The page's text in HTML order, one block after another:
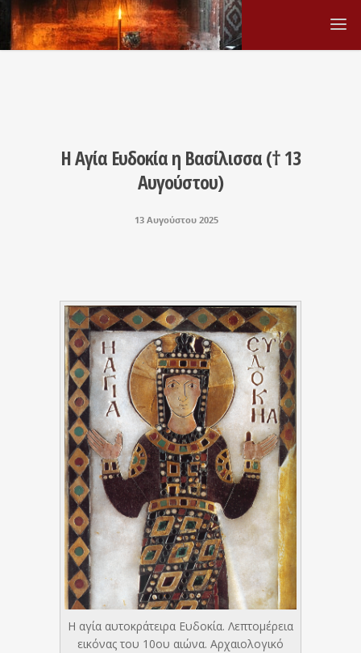
Η Αγία Ευδοκία η Βασίλισσα († 13
Αυγούστου)
13 Αυγούστου 2025
Η αγία αυτοκράτειρα Ευδοκία. Λεπτομέρεια
εικόνας του 10ου αιώνα. Αρχαιολογικό